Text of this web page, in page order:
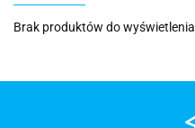
Brak produktów do wyświetlenia